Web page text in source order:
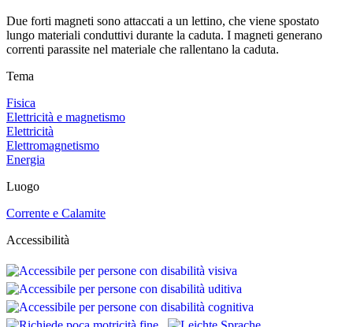
Due forti magneti sono attaccati a un lettino, che viene spostato
lungo materiali conduttivi durante la caduta. I magneti generano
correnti parassite nel materiale che rallentano la caduta.
Tema
Fisica
Elettricità e magnetismo
Elettricità
Elettromagnetismo
Energia
Luogo
Corrente e Calamite
Accessibilità